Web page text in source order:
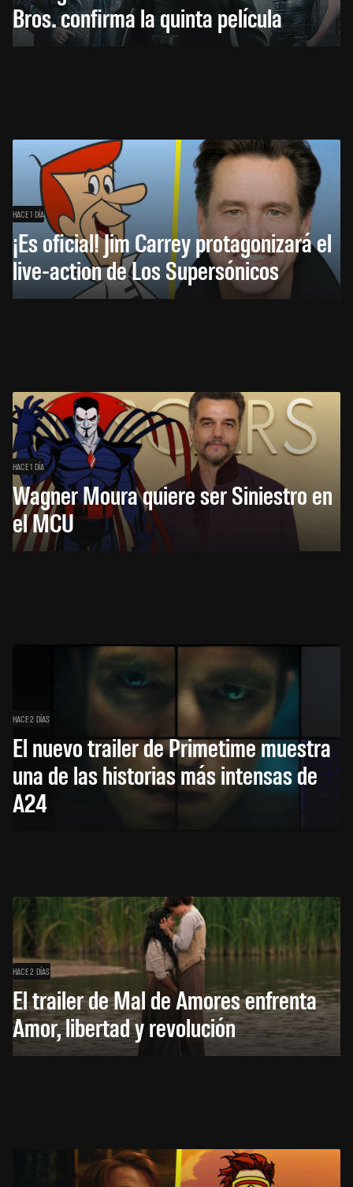
Bros. confirma la quinta película
HACE 1 DÍA
¡Es oficial! Jim Carrey protagonizará el
live-action de Los Supersónicos
HACE 1 DÍA
Wagner Moura quiere ser Siniestro en
el MCU
HACE 2 DÍAS
El nuevo trailer de Primetime muestra
una de las historias más intensas de
A24
HACE 2 DÍAS
El trailer de Mal de Amores enfrenta
Amor, libertad y revolución